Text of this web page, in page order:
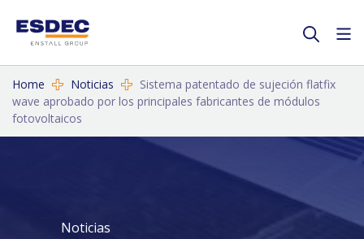
Home Noticias
Sistema patentado de sujeción flatfix
wave aprobado por los principales fabricantes de módulos
fotovoltaicos
Noticias